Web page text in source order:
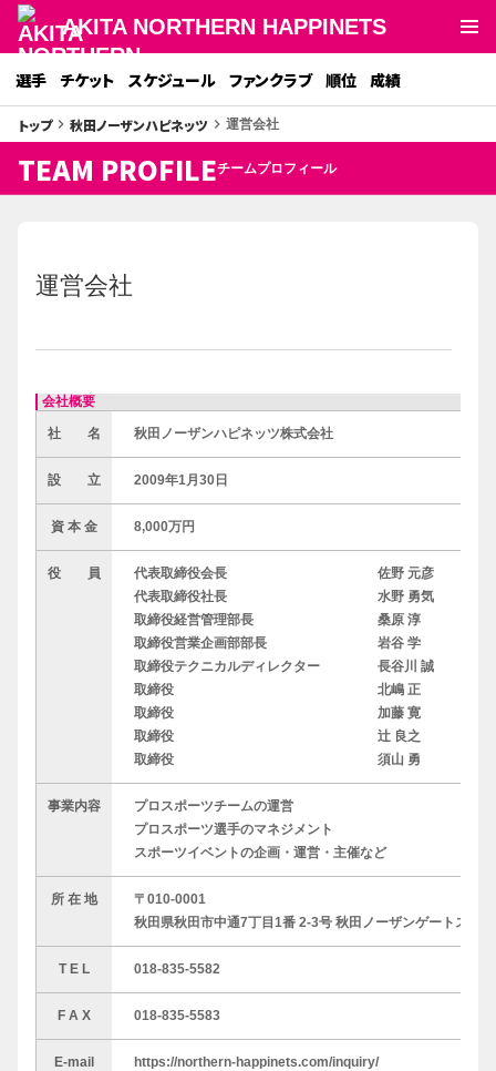
AKITA NORTHERN HAPPINETS
選手 チケット スケジュール ファンクラブ 順位 成績
トップkeyboard_arrow_right 秋田ノーザンハピネッツ keyboard_arrow_right 運営会社
TEAM PROFILEチームプロフィール
運営会社
会社概要
社 名 秋田ノーザンハピネッツ株式会社
設 立 2009年1月30日
資 本 金 8,000万円
役 員
代表取締役会長
代表取締役社長
取締役経営管理部長
取締役営業企画部部長
取締役テクニカルディレクター
取締役
取締役
取締役
取締役
佐野 元彦
水野 勇気
桑原 淳
岩谷 学
長谷川 誠
北嶋 正
加藤 寛
辻 良之
須山 勇
事業内容
プロスポーツチームの運営
プロスポーツ選手のマネジメント
スポーツイベントの企画・運営・主催など
所 在 地
〒010-0001
秋田県秋田市中通7丁目1番 2-3号 秋田ノーザンゲートスク
T E L 018-835-5582
F A X 018-835-5583
E-mail https://northern-happinets.com/inquiry/